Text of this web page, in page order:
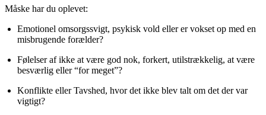
Måske har du oplevet:
Emotionel omsorgssvigt, psykisk vold eller er vokset op med en
misbrugende forælder?
Følelser af ikke at være god nok, forkert, utilstrækkelig, at være
besværlig eller “for meget”?
Konflikte eller Tavshed, hvor det ikke blev talt om det der var
vigtigt?